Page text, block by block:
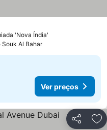
'Nova Índia'
Souk Al Bahar
Ver preços
Partilhar